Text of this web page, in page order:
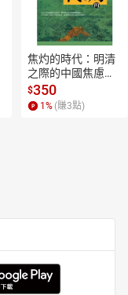
焦灼的時代：明清
之際的中國焦慮與
東亞秩序重組【電
子書】
$350
1 % (賺3點)